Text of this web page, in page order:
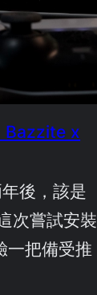
Bazzite x
後，該是
次嘗試安裝
把備受推